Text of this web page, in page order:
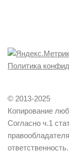
Политика
© 2013-2025
Копирование
Согласно ч.1
ответственность.